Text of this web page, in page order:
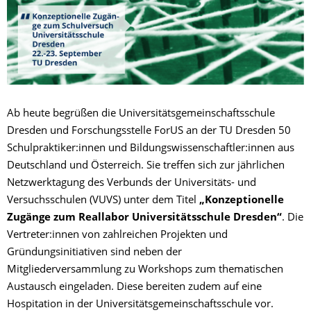
Ab heute begrüßen die Universitätsgemeinschaftsschule
Dresden und Forschungsstelle ForUS an der TU Dresden 50
Schulpraktiker:innen und Bildungswissenschaftler:innen aus
Deutschland und Österreich. Sie treffen sich zur jährlichen
Netzwerktagung des Verbunds der Universitäts- und
Versuchsschulen (VUVS) unter dem Titel „Konzeptionelle
Zugänge zum Reallabor Universitätsschule Dresden“. Die
Vertreter:innen von zahlreichen Projekten und
Gründungsinitiativen sind neben der
Mitgliederversammlung zu Workshops zum thematischen
Austausch eingeladen. Diese bereiten zudem auf eine
Hospitation in der Universitätsgemeinschaftsschule vor.